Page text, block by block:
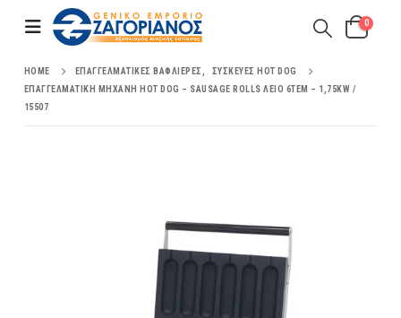
0
HOME ΕΠΑΓΓΕΛΜΑΤΙΚΈΣ ΒΑΦΛΙΈΡΕΣ
ΣΥΣΚΕΥΈΣ HOT DOG
ΕΠΑΓΓΕΛΜΑΤΙΚΉ ΜΗΧΑΝΉ HOT DOG – SAUSAGE ROLLS ΛΕΊΟ 6ΤΕΜ – 1,75KW /
15507